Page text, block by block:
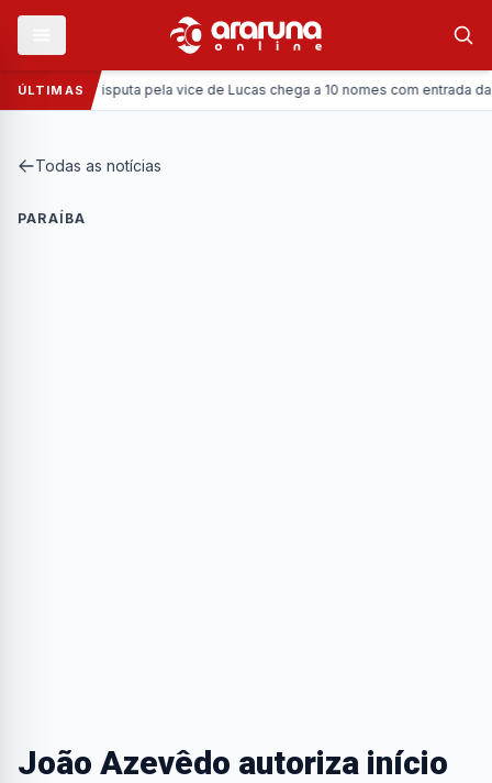
ÚLTIMAS
Política: Disputa pela vice de Lucas chega a 10 nomes com entrada da
Todas as notícias
PARAÍBA
João Azevêdo autoriza início